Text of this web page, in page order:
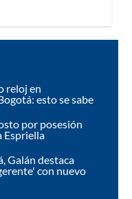
reloj en
esto se sabe
por posesión
Espriella
Galán destaca
con nuevo